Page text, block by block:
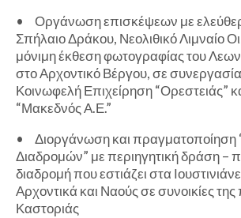
•
Οργάνωση επισκέψεων με
Σπήλαιο Δράκου, Νεολιθικό Λιμναίο
μόνιμη έκθεση φωτογραφίας του
στο Αρχοντικό Βέργου, σε
Κοινωφελή Επιχείρηση “Ορεστειάς”
“Μακεδνός Α.Ε.”
•
Διοργάνωση και πραγματοποίηση
Διαδρομών” με περιηγητική δράση –
διαδρομή που εστιάζει στα
Αρχοντικά και Ναούς σε συνοικίες της
Καστοριάς